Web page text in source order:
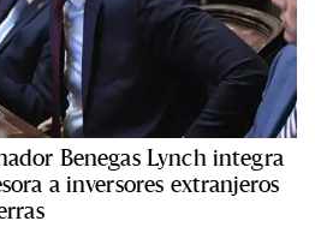
Benegas Lynch integra
a inversores extranjeros